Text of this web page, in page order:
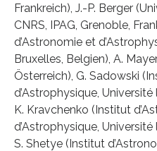
Frankreich), J.-P. Berger
CNRS, IPAG, Grenoble,
d’Astronomie et
Bruxelles, Belgien), A.
Österreich), G. Sadowski
d’Astrophysique,
K. Kravchenko (Institut
d’Astrophysique,
S. Shetye (Institut